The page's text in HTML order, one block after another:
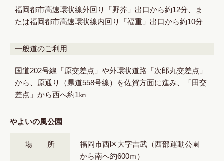
福岡都市高速環状線外回り「野芥」出口から約12分、ま
たは福岡都市高速環状線内回り「福重」出口から約10分
一般道のご利用
国道202号線「原交差点」や外環状道路「次郎丸交差点」
から、原通り（県道558号線）を佐賀方面に進み、「田交
差点」から西へ約1㎞
やよいの風公園
場 所
福岡市西区大字吉武（西部運動公園
から南へ約600ｍ）